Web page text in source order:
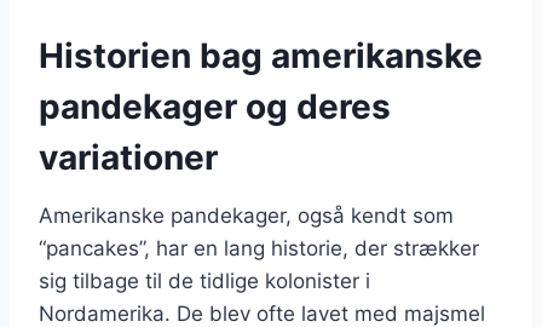
Historien bag amerikanske
pandekager og deres
variationer
Amerikanske pandekager, også kendt som
“pancakes”, har en lang historie, der strækker
sig tilbage til de tidlige kolonister i
Nordamerika. De blev ofte lavet med majsmel